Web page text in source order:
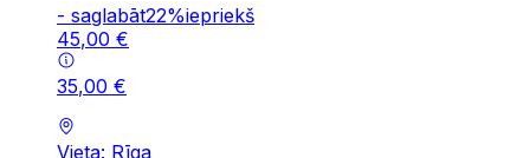
- saglabāt22%iepriekš
45,00 €
35,00 €
Vieta: Rīga